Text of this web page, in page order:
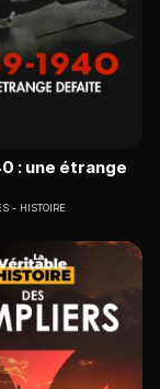
: une étrange
HISTOIRE